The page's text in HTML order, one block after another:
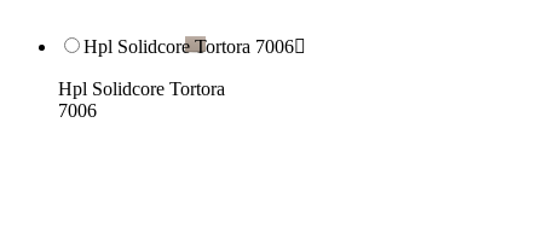
Hpl Solidcore Tortora 7006
Hpl Solidcore Tortora
7006